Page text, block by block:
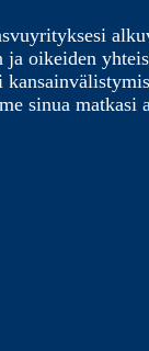
ja oikeiden
sinua matkasi